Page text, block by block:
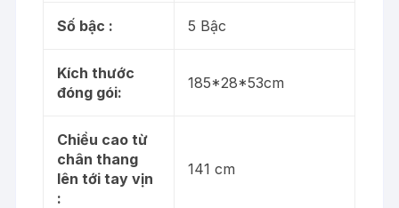
Số bậc : 5 Bậc
Kích thước
đóng gói:
185*28*53cm
Chiều cao từ
chân thang
lên tới tay vịn
:
141 cm